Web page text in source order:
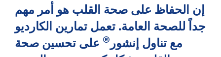
إن الحفاظ على صحة القلب هو أمر مهم
جداً للصحة العامة. تعمل تمارين الكارديو
مع تناول إنشور ® على تحسين صحة